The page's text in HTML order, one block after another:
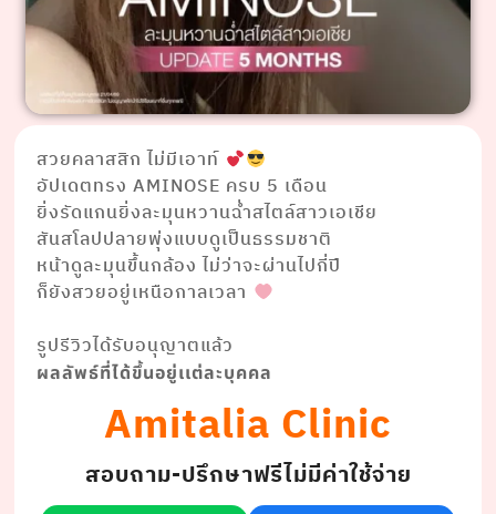
สวยคลาสสิก ไม่มีเอาท์
อัปเดตทรง AMINOSE ครบ 5 เดือน
ยิ่งรัดแกนยิ่งละมุนหวานฉ่ำสไตล์สาวเอเชีย
สันสโลปปลายพุ่งแบบดูเป็นธรรมชาติ
หน้าดูละมุนขึ้นกล้อง ไม่ว่าจะผ่านไปกี่ปี
ก็ยังสวยอยู่เหนือกาลเวลา
รูปรีวิวได้รับอนุญาตแล้ว
ผลลัพธ์ที่ได้ขึ้นอยู่เเต่ละบุคคล
Amitalia Clinic
สอบถาม-ปรึกษาฟรีไม่มีค่าใช้จ่าย